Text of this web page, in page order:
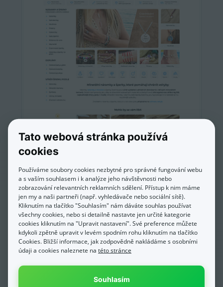
Estemia.cz
Tato webová stránka používá
cookies
Používáme soubory cookies nezbytné pro správné fungování webu
a s vaším souhlasem i k analýze jeho návštěvnosti nebo
zobrazování relevantních reklamních sdělení. Přístup k nim máme
jen my a naši partneři (např. vyhledávače nebo sociální sítě).
Kliknutím na tlačítko "Souhlasím" nám dáváte souhlas používat
všechny cookies, nebo si detailně nastavte jen určité kategorie
cookies kliknutím na "Upravit nastavení". Své preference můžete
kdykoli zpětně upravit v levém spodním rohu kliknutím na tlačítko
Cookies. Bližší informace, jak zodpovědně nakládáme s osobními
údaji a cookies naleznete na této stránce
Souhlasím